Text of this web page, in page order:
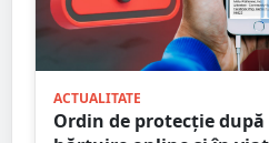
ACTUALITATE
Ordin de protecție